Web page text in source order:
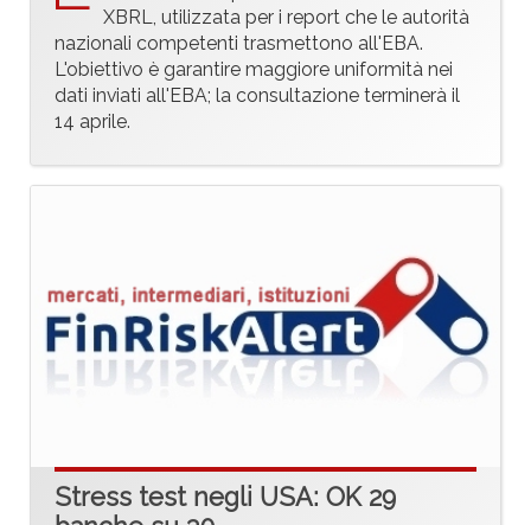
XBRL, utilizzata per i report che le autorità
nazionali competenti trasmettono all'EBA.
L'obiettivo è garantire maggiore uniformità nei
dati inviati all'EBA; la consultazione terminerà il
14 aprile.
Stress test negli USA: OK 29